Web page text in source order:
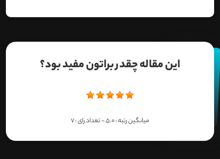
این مقاله چقدر براتون مفید بود؟
میانگین رتبه :5.0- تعداد رای :7